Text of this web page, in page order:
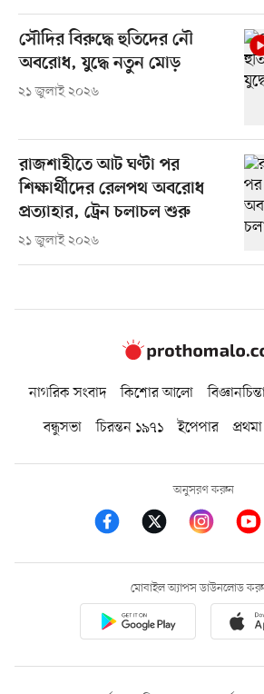
সৌদির বিরুদ্ধে হুতিদের নৌ
অবরোধ, যুদ্ধে নতুন মোড়
২১ জুলাই ২০২৬
রাজশাহীতে আট ঘণ্টা পর
শিক্ষার্থীদের রেলপথ অবরোধ
প্রত্যাহার, ট্রেন চলাচল শুরু
২১ জুলাই ২০২৬
নাগরিক সংবাদ কিশোর আলো
বন্ধুসভা
চিরন্তন ১৯৭১ ইপেপার প্রথমা
অনুসরণ করুন
মোবাইল অ্যাপস ডাউনলোড